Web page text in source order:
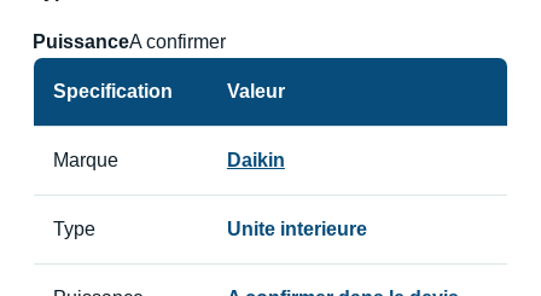
PuissanceA confirmer
Specification Valeur
Marque Daikin
Type Unite interieure